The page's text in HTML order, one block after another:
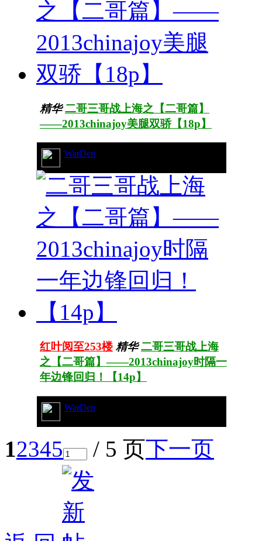
精华 二哥三哥战上海之【二哥篇】
——2013chinajoy美腿双骄【18p】
WarDen
红叶阅至253楼 精华 二哥三哥战上海
之【二哥篇】——2013chinajoy时隔一
年边锋回归！【14p】
WarDen
12345 / 5 页下一页